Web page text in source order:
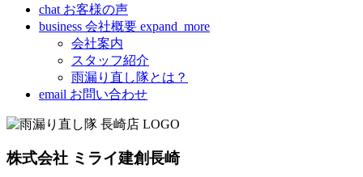
chat お客様の声
business 会社概要 expand_more
会社案内
スタッフ紹介
雨漏り直し隊とは？
email お問い合わせ
株式会社 ミライ建創長崎